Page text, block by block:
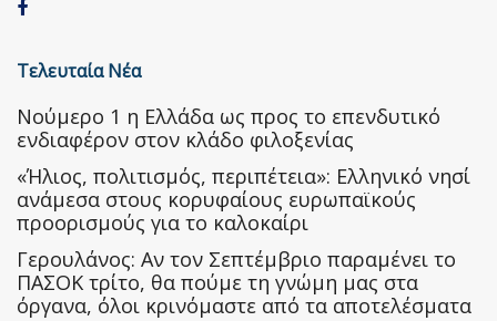
Τελευταία Νέα
Nούμερο 1 η Ελλάδα ως προς το επενδυτικό
ενδιαφέρον στον κλάδο φιλοξενίας
«Ήλιος, πολιτισμός, περιπέτεια»: Ελληνικό νησί
ανάμεσα στους κορυφαίους ευρωπαϊκούς
προορισμούς για το καλοκαίρι
Γερουλάνος: Αν τον Σεπτέμβριο παραμένει το
ΠΑΣΟΚ τρίτο, θα πούμε τη γνώμη μας στα
όργανα, όλοι κρινόμαστε από τα αποτελέσματα